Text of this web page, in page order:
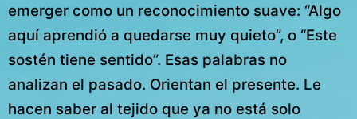
emerger como un reconocimiento suave: “Algo
aquí aprendió a quedarse muy quieto”, o “Este
sostén tiene sentido”. Esas palabras no
analizan el pasado. Orientan el presente. Le
hacen saber al tejido que ya no está solo